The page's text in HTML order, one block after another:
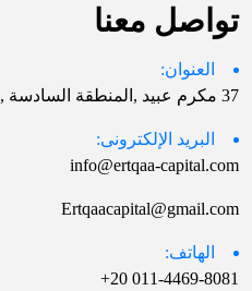
تواصل معنا
العنوان:
37 مكرم عبيد ,المنطقة السادسة ,مدينة نصر, محافظة القاهرة
البريد الإلكترونى:
info@ertqaa-capital.com
Ertqaacapital@gmail.com
الهاتف:
011-4469-8081 20+